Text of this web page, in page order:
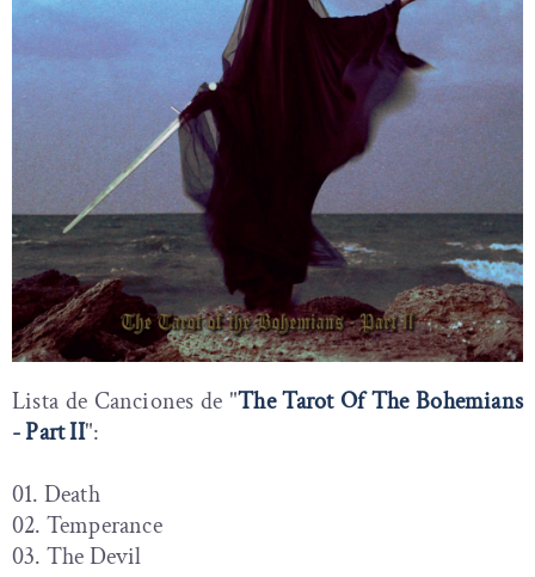
Lista de Canciones de "The Tarot Of The Bohemians
- Part II":
01. Death
02. Temperance
03. The Devil